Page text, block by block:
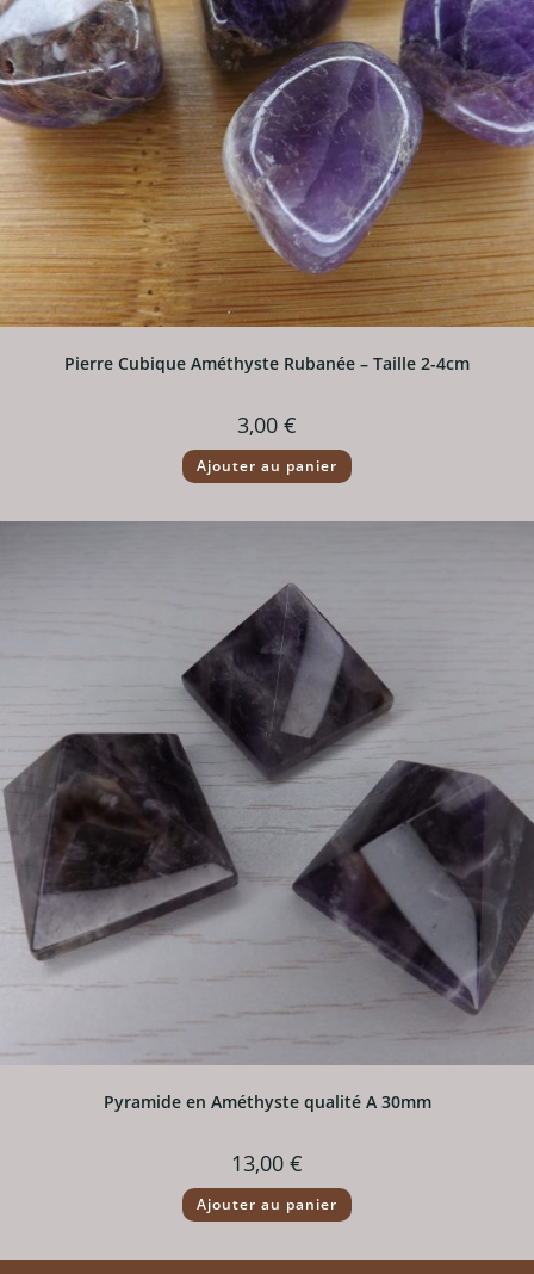
Pierre Cubique Améthyste Rubanée – Taille 2-4cm
3,00 €
Ajouter au panier
Pyramide en Améthyste qualité A 30mm
13,00 €
Ajouter au panier